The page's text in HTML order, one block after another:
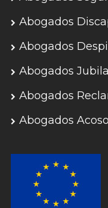
Abogados
Abogados
Abogados
Abogados
Abogados